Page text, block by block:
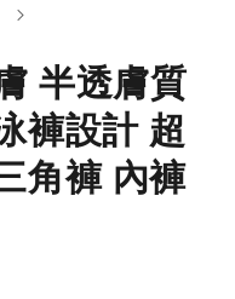
半透膚質
褲設計 超
角褲 內褲